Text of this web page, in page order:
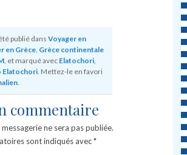
publié dansVoyager en
en Grèce Grèce continentale
, et marqué avec Elatochori
Elatochori . Mettez-le en favori
commentaire
ne sera pas publiée.
sont indiqués avec*